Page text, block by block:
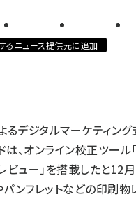
(1622)
るニュース提供元に追加
るデジタルマーケティン
は、オンライン校正ツー
ビュー」を搭載したと12
パンフレットなどの印刷